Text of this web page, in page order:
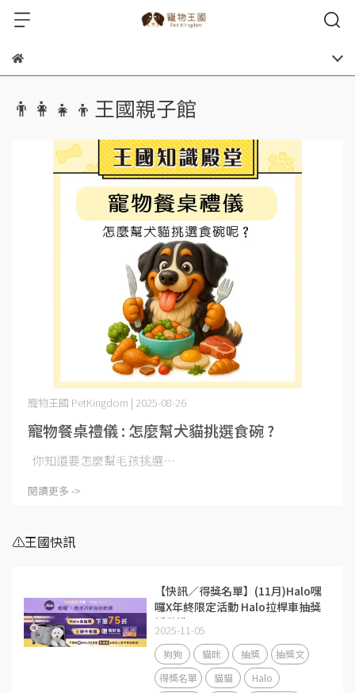
👨‍👩‍👧‍👦王國親子館
寵物餐桌禮儀 : 怎麼幫犬貓挑選食碗 ?
寵物王國 PetKingdom | 2025-08-26
你知道要怎麼幫毛孩挑選⋯
閱讀更多 ->
⚠️王國快訊
【快訊／得獎名單】(11月)Halo嘿
囉X年終限定活動 Halo拉桿車抽獎
活動說明
2025-11-05
狗狗 貓咪 抽獎
抽獎文
得獎名單
貓貓
Halo